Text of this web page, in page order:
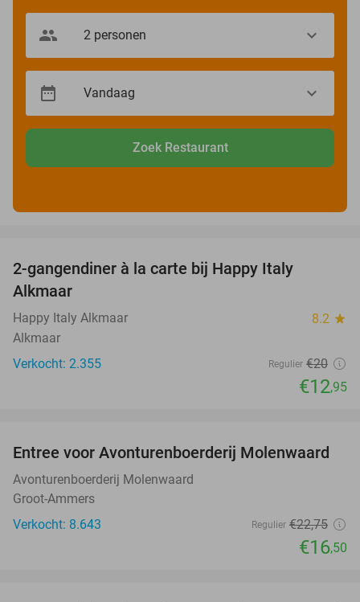
Zoek Restaurant
2-gangendiner à la carte bij Happy Italy
Alkmaar
Happy Italy Alkmaar 8.2 star
Alkmaar
Verkocht: 2.355
Regulier €20
€12,95
27%
Entree voor Avonturenboerderij Molenwaard
Avonturenboerderij Molenwaard
Groot-Ammers
Verkocht: 8.643
Regulier €22,75
€16,50